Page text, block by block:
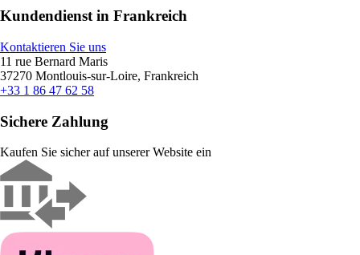
Kundendienst in Frankreich
Kontaktieren Sie uns
11 rue Bernard Maris
37270 Montlouis-sur-Loire, Frankreich
+33 1 86 47 62 58
Sichere Zahlung
Kaufen Sie sicher auf unserer Website ein